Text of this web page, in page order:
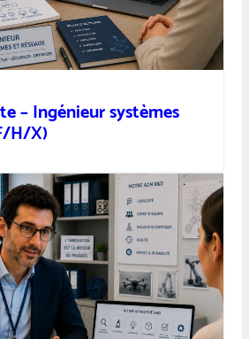
– Ingénieur systèmes
H/X)